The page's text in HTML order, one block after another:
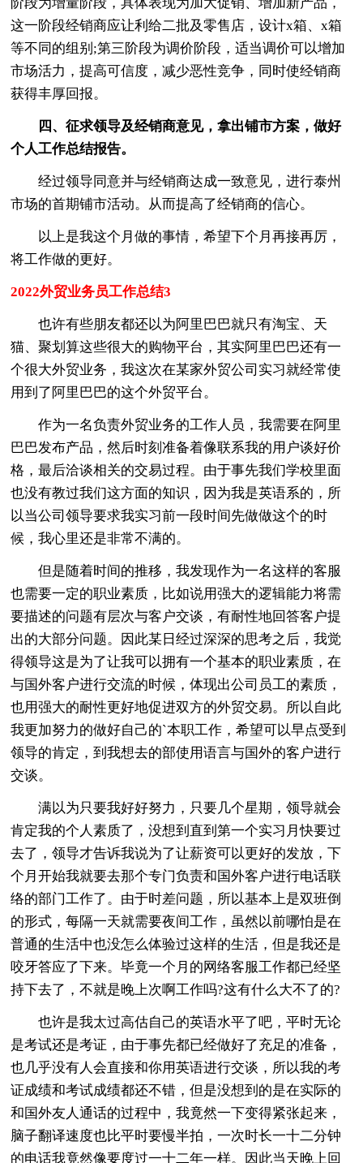
这一阶段经销商应让利给二批及零售店，设计x箱、x箱
等不同的组别;第三阶段为调价阶段，适当调价可以增加
市场活力，提高可信度，减少恶性竞争，同时使经销商
获得丰厚回报。
四、征求领导及经销商意见，拿出铺市方案，做好
个人工作总结报告。
经过领导同意并与经销商达成一致意见，进行泰州
市场的首期铺市活动。从而提高了经销商的信心。
以上是我这个月做的事情，希望下个月再接再厉，
将工作做的更好。
2022外贸业务员工作总结3
也许有些朋友都还以为阿里巴巴就只有淘宝、天
猫、聚划算这些很大的购物平台，其实阿里巴巴还有一
个很大外贸业务，我这次在某家外贸公司实习就经常使
用到了阿里巴巴的这个外贸平台。
作为一名负责外贸业务的工作人员，我需要在阿里
巴巴发布产品，然后时刻准备着像联系我的用户谈好价
格，最后洽谈相关的交易过程。由于事先我们学校里面
也没有教过我们这方面的知识，因为我是英语系的，所
以当公司领导要求我实习前一段时间先做做这个的时
候，我心里还是非常不满的。
但是随着时间的推移，我发现作为一名这样的客服
也需要一定的职业素质，比如说用强大的逻辑能力将需
要描述的问题有层次与客户交谈，有耐性地回答客户提
出的大部分问题。因此某日经过深深的思考之后，我觉
得领导这是为了让我可以拥有一个基本的职业素质，在
与国外客户进行交流的时候，体现出公司员工的素质，
也用强大的耐性更好地促进双方的外贸交易。所以自此
我更加努力的做好自己的`本职工作，希望可以早点受到
领导的肯定，到我想去的部使用语言与国外的客户进行
交谈。
满以为只要我好好努力，只要几个星期，领导就会
肯定我的个人素质了，没想到直到第一个实习月快要过
去了，领导才告诉我说为了让薪资可以更好的发放，下
个月开始我就要去那个专门负责和国外客户进行电话联
络的部门工作了。由于时差问题，所以基本上是双班倒
的形式，每隔一天就需要夜间工作，虽然以前哪怕是在
普通的生活中也没怎么体验过这样的生活，但是我还是
咬牙答应了下来。毕竟一个月的网络客服工作都已经坚
持下去了，不就是晚上次啊工作吗?这有什么大不了的?
也许是我太过高估自己的英语水平了吧，平时无论
是考试还是考证，由于事先都已经做好了充足的准备，
也几乎没有人会直接和你用英语进行交谈，所以我的考
证成绩和考试成绩都还不错，但是没想到的是在实际的
和国外友人通话的过程中，我竟然一下变得紧张起来，
脑子翻译速度也比平时要慢半拍，一次时长一十二分钟
的电话我竟然像要度过一十二年一样。因此当天晚上回